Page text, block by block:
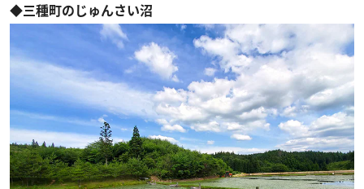
◆三種町のじゅんさい沼